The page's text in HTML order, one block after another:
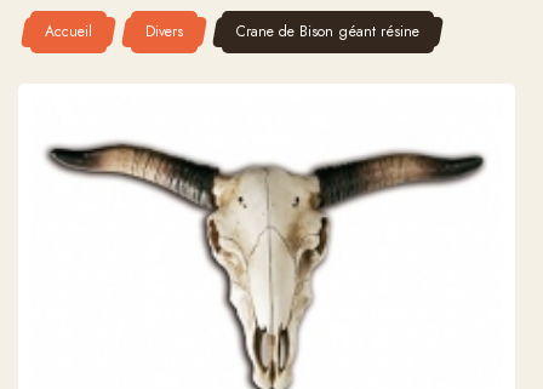
Accueil Divers Crane de Bison géant résine